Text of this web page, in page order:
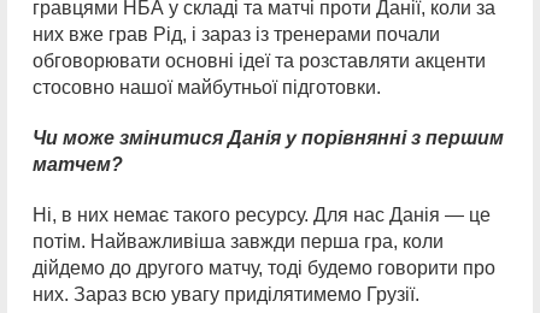
гравцями НБА у складі та матчі проти Данії, коли за
них вже грав Рід, і зараз із тренерами почали
обговорювати основні ідеї та розставляти акценти
стосовно нашої майбутньої підготовки.
Чи може змінитися Данія у порівнянні з першим
матчем?
Ні, в них немає такого ресурсу. Для нас Данія — це
потім. Найважливіша завжди перша гра, коли
дійдемо до другого матчу, тоді будемо говорити про
них. Зараз всю увагу приділятимемо Грузії.